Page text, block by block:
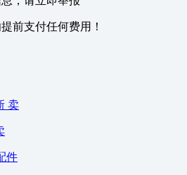
前支付任何费用！
件